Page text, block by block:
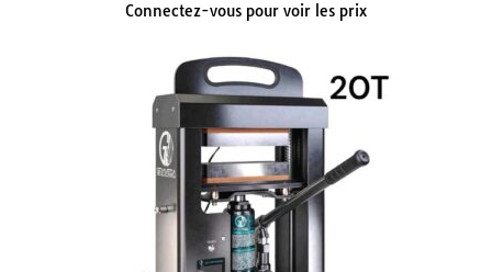
Connectez-vous pour voir les prix